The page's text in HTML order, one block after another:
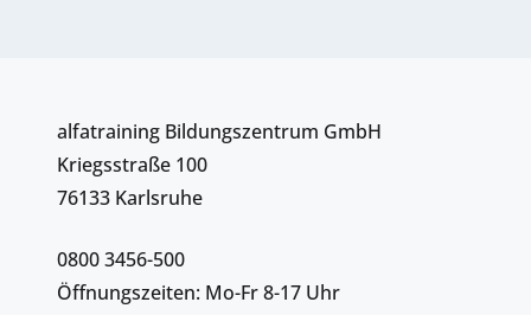
alfatraining Bildungszentrum GmbH
Kriegsstraße 100
76133 Karlsruhe
0800 3456-500
Öffnungszeiten: Mo-Fr 8-17 Uhr